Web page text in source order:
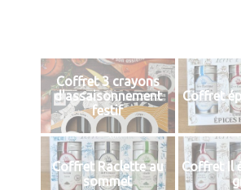
Coffret 3 crayons
d'assaisonnement
festif
Coffret
Coffret Raclette au
sommet
Coffret Il